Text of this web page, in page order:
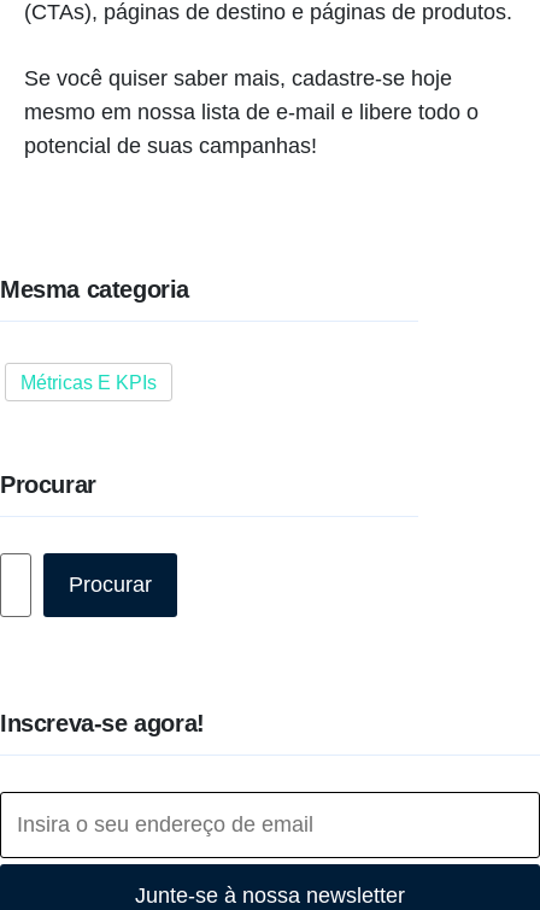
(CTAs), páginas de destino e páginas de produtos.
Se você quiser saber mais, cadastre-se hoje
mesmo em nossa lista de e-mail e libere todo o
potencial de suas campanhas!
Mesma categoria
Métricas E KPIs
Procurar
Procurar
Inscreva-se agora!
Junte-se à nossa newsletter